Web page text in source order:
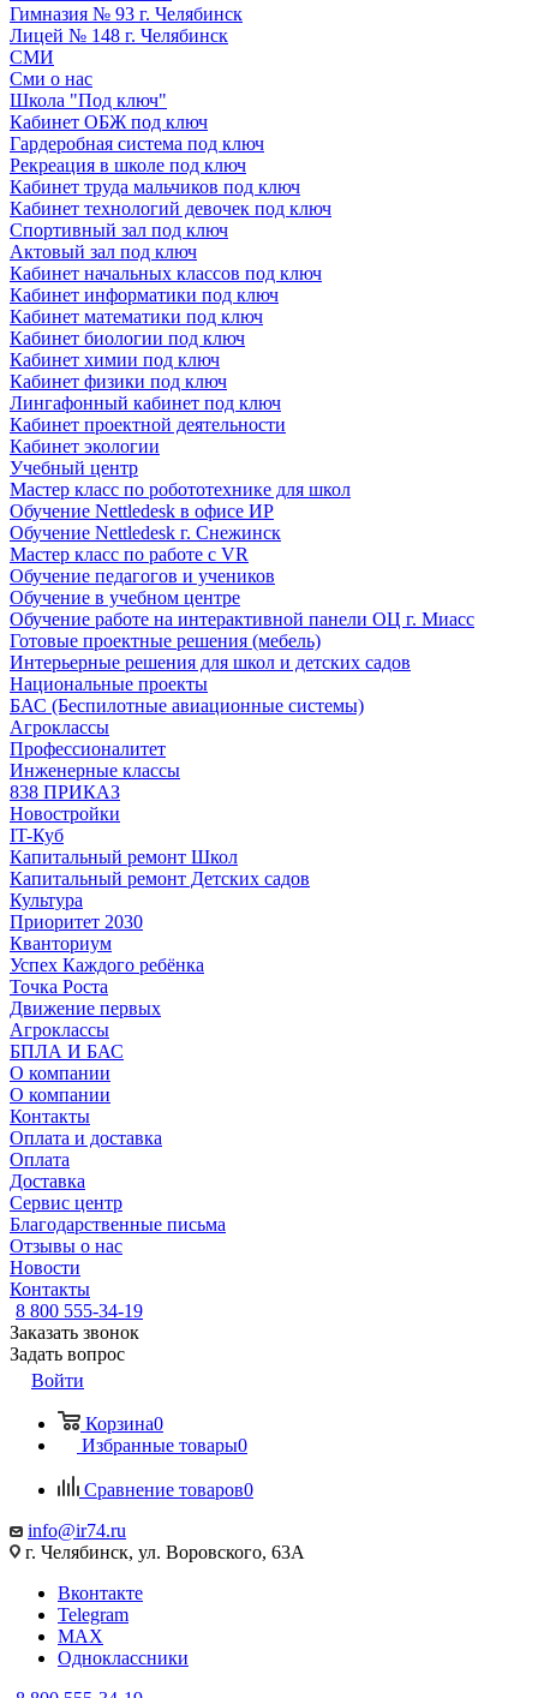
Гимназия № 93 г. Челябинск
Лицей № 148 г. Челябинск
СМИ
Сми о нас
Школа "Под ключ"
Кабинет ОБЖ под ключ
Гардеробная система под ключ
Рекреация в школе под ключ
Кабинет труда мальчиков под ключ
Кабинет технологий девочек под ключ
Спортивный зал под ключ
Актовый зал под ключ
Кабинет начальных классов под ключ
Кабинет информатики под ключ
Кабинет математики под ключ
Кабинет биологии под ключ
Кабинет химии под ключ
Кабинет физики под ключ
Лингафонный кабинет под ключ
Кабинет проектной деятельности
Кабинет экологии
Учебный центр
Мастер класс по робототехнике для школ
Обучение Nettledesk в офисе ИР
Обучение Nettledesk г. Снежинск
Мастер класс по работе с VR
Обучение педагогов и учеников
Обучение в учебном центре
Обучение работе на интерактивной панели ОЦ г. Миасс
Готовые проектные решения (мебель)
Интерьерные решения для школ и детских садов
Национальные проекты
БАС (Беспилотные авиационные системы)
Агроклассы
Профессионалитет
Инженерные классы
838 ПРИКАЗ
Новостройки
IT-Куб
Капитальный ремонт Школ
Капитальный ремонт Детских садов
Культура
Приоритет 2030
Кванториум
Успех Каждого ребёнка
Точка Роста
Движение первых
Агроклассы
БПЛА И БАС
О компании
О компании
Контакты
Оплата и доставка
Оплата
Доставка
Сервис центр
Благодарственные письма
Отзывы о нас
Новости
Контакты
8 800 555-34-19
Заказать звонок
Задать вопрос
Войти
Корзина0
Избранные товары0
Сравнение товаров0
info@ir74.ru
г. Челябинск, ул. Воровского, 63А
Вконтакте
Telegram
MAX
Одноклассники